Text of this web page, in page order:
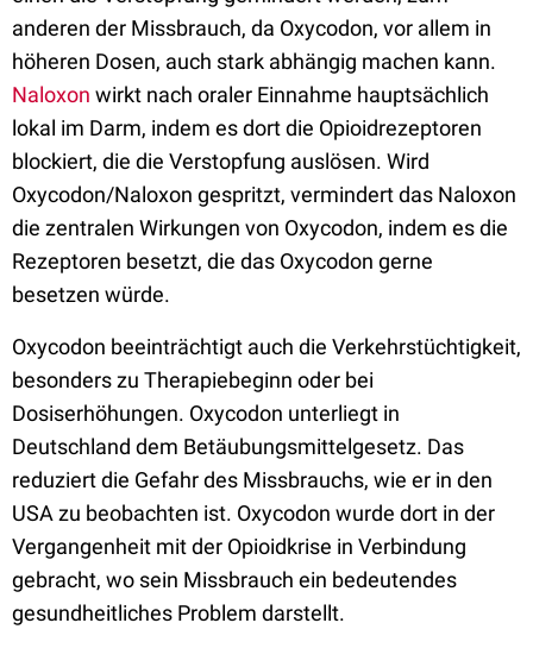
anderen der Missbrauch, da Oxycodon, vor allem in
höheren Dosen, auch stark abhängig machen kann.
Naloxon wirkt nach oraler Einnahme hauptsächlich
lokal im Darm, indem es dort die Opioidrezeptoren
blockiert, die die Verstopfung auslösen. Wird
Oxycodon/Naloxon gespritzt, vermindert das Naloxon
die zentralen Wirkungen von Oxycodon, indem es die
Rezeptoren besetzt, die das Oxycodon gerne
besetzen würde.
Oxycodon beeinträchtigt auch die Verkehrstüchtigkeit,
besonders zu Therapiebeginn oder bei
Dosiserhöhungen. Oxycodon unterliegt in
Deutschland dem Betäubungsmittelgesetz. Das
reduziert die Gefahr des Missbrauchs, wie er in den
USA zu beobachten ist. Oxycodon wurde dort in der
Vergangenheit mit der Opioidkrise in Verbindung
gebracht, wo sein Missbrauch ein bedeutendes
gesundheitliches Problem darstellt.